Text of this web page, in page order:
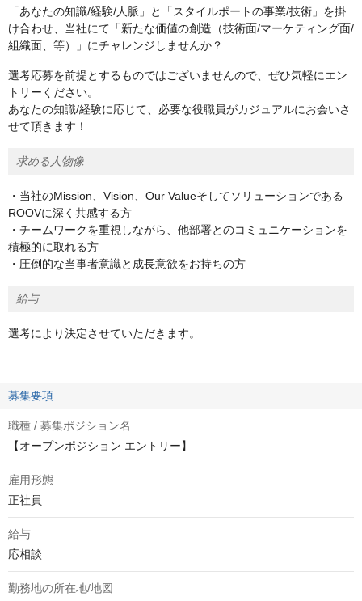
「あなたの知識/経験/人脈」と「スタイルポートの事業/技術」を掛
け合わせ、当社にて「新たな価値の創造（技術面/マーケティング面/
組織面、等）」にチャレンジしませんか？
選考応募を前提とするものではございませんので、ぜひ気軽にエン
トリーください。
あなたの知識/経験に応じて、必要な役職員がカジュアルにお会いさ
せて頂きます！
求める人物像
・当社のMission、Vision、Our Valueそしてソリューションである
ROOVに深く共感する方
・チームワークを重視しながら、他部署とのコミュニケーションを
積極的に取れる方
・圧倒的な当事者意識と成長意欲をお持ちの方
給与
選考により決定させていただきます。
募集要項
職種 / 募集ポジション名
【オープンポジション エントリー】
雇用形態
正社員
給与
応相談
勤務地の所在地/地図